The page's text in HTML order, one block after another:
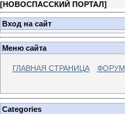
[НОВОСПАССКИЙ ПОРТАЛ]
Вход на сайт
Меню сайта
ГЛАВНАЯ СТРАНИЦА ФОРУМ
Categories